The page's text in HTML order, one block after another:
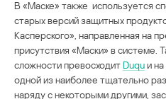
В «Маске» также используется
старых версий защитных
Касперского», направленная на
присутствия «Маски» в системе.
сложности превосходитDuquи
одной из наиболее тщательно
наряду с некоторыми другими,